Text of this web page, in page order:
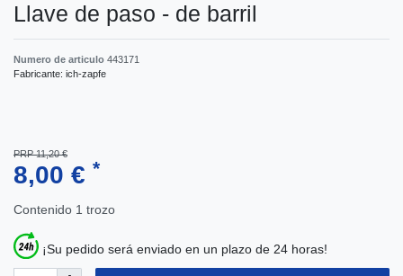
Llave de paso - de barril
Numero de articulo 443171
Fabricante: ich-zapfe
PRP 11,20 €
8,00 € *
Contenido 1 trozo
¡Su pedido será enviado en un plazo de 24 horas!